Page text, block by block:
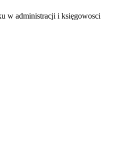
w administracji i księgowosci